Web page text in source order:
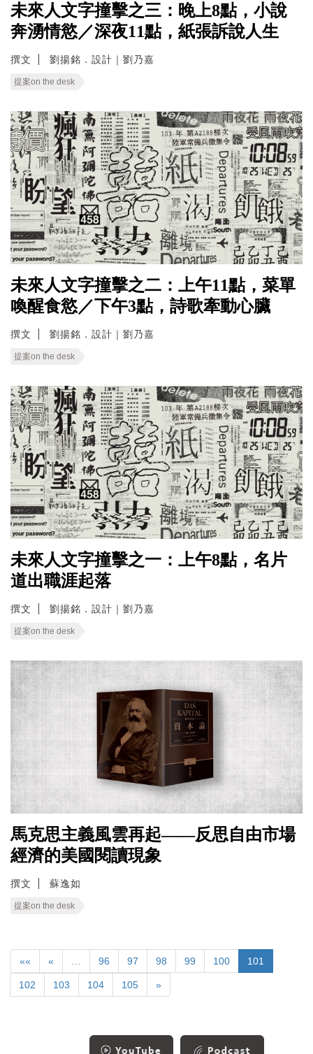
未來人文字撞擊之三：晚上8點，小說
奔湧情慾／深夜11點，紙張訴說人生
撰文 劉揚銘．設計｜劉乃嘉
提案on the desk
未來人文字撞擊之二：上午11點，菜單
喚醒食慾／下午3點，詩歌牽動心臟
撰文 劉揚銘．設計｜劉乃嘉
提案on the desk
未來人文字撞擊之一：上午8點，名片
道出職涯起落
撰文 劉揚銘．設計｜劉乃嘉
提案on the desk
馬克思主義風雲再起——反思自由市場
經濟的美國閱讀現象
撰文 蘇逸如
提案on the desk
«« « 96 97 98 99 100 101
102 103 104 105 »